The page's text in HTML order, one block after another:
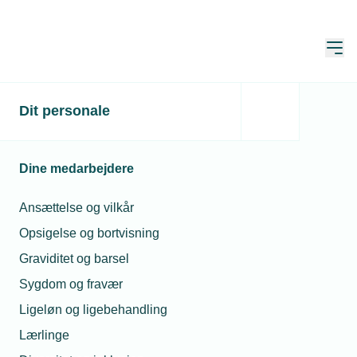
Dit personale
Dine medarbejdere
Ansættelse og vilkår
Opsigelse og bortvisning
Graviditet og barsel
Sygdom og fravær
Ligeløn og ligebehandling
Lærlinge
Ny F-gasforordning
Skrevet af: Tekst: Lasse Andersen